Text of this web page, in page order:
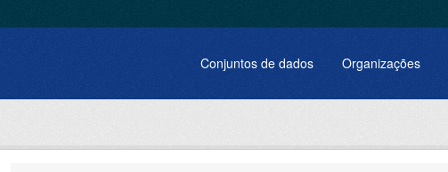
Conjuntos de dados Organizações